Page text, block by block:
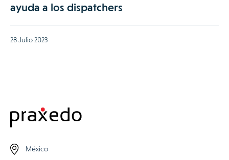
ayuda a los dispatchers
28 Julio 2023
México